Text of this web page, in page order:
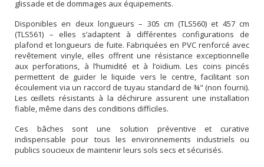
glissade et de dommages aux équipements.
Disponibles en deux longueurs – 305 cm (TLS560) et 457 cm
(TLS561) – elles s’adaptent à différentes configurations de
plafond et longueurs de fuite. Fabriquées en PVC renforcé avec
revêtement vinyle, elles offrent une résistance exceptionnelle
aux perforations, à l’humidité et à l’oïdium. Les coins pincés
permettent de guider le liquide vers le centre, facilitant son
écoulement via un raccord de tuyau standard de ¾" (non fourni).
Les œillets résistants à la déchirure assurent une installation
fiable, même dans des conditions difficiles.
Ces bâches sont une solution préventive et curative
indispensable pour tous les environnements industriels ou
publics soucieux de maintenir leurs sols secs et sécurisés.